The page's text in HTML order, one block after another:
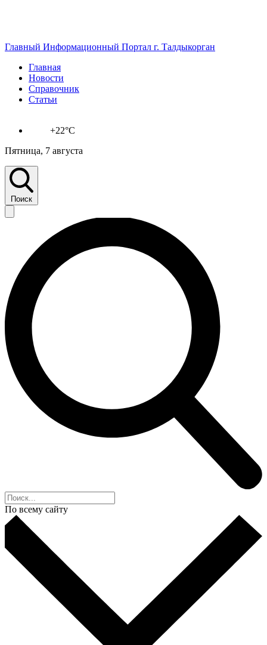
Главный Информационный Портал г. Талдыкорган
Главная
Новости
Справочник
Статьи
+22°C
Пятница, 7 августа
Поиск
По всему сайту